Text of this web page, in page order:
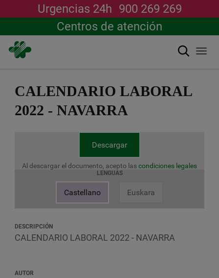
contenido
Urgencias 24h 900 269 269
Centros de atención
Buscar
CALENDARIO LABORAL
2022 - NAVARRA
Descargar
Al descargar el documento, acepto lascondiciones legales
LENGUAS
Castellano Euskara
DESCRIPCIÓN
CALENDARIO LABORAL 2022 - NAVARRA
AUTOR